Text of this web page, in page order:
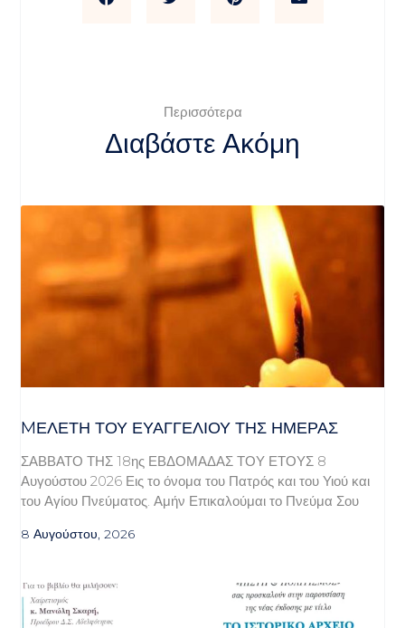
Περισσότερα
Διαβάστε Ακόμη
MΕΛΈΤΗ ΤΟΥ ΕΥΑΓΓΕΛΊΟΥ ΤΗΣ ΗΜΈΡΑΣ
ΣΑΒΒΑΤΟ ΤΗΣ 18ης ΕΒΔΟΜΑΔΑΣ ΤΟΥ ΕΤΟΥΣ 8
Αυγούστου 2026 Εις το όνομα του Πατρός και του Υιού και
του Αγίου Πνεύματος. Αμήν Επικαλούμαι το Πνεύμα Σου
8 Αυγούστου, 2026